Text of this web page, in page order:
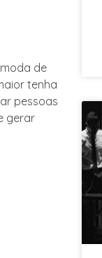
de
tenha
pessoas
gerar